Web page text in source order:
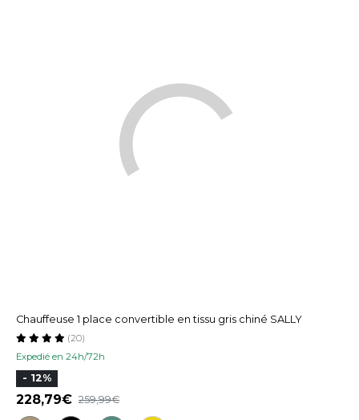
Chauffeuse 1 place convertible en tissu gris chiné SALLY
Expedié en 24h/72h
(20)
- 12%
228,79 259,99